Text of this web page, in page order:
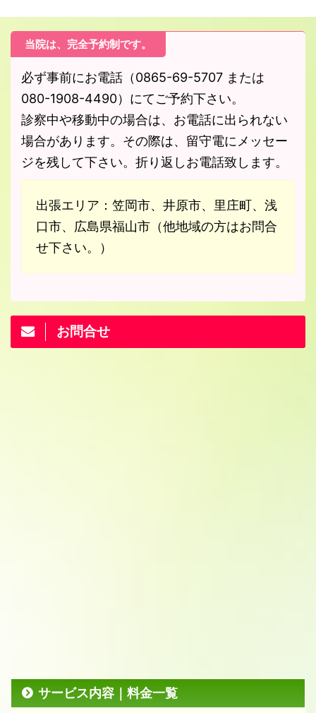
当院は、完全予約制です。
必ず事前にお電話（0865-69-5707 または
080-1908-4490）にてご予約下さい。
診察中や移動中の場合は、お電話に出られない
場合があります。その際は、留守電にメッセー
ジを残して下さい。折り返しお電話致します。
出張エリア：笠岡市、井原市、里庄町、浅
口市、広島県福山市（他地域の方はお問合
せ下さい。）
お問合せ
サービス内容｜料金一覧